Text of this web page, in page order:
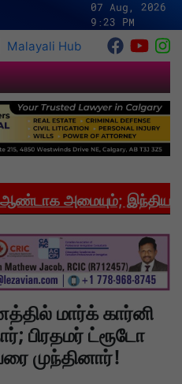
07 Aug, 2026
9:23 PM
Malayali Hub
அமையும்; இந்தியாவில்
மார்க் கார்னி
பிரதமர் ட்ரூடோ
முந்தினார்!